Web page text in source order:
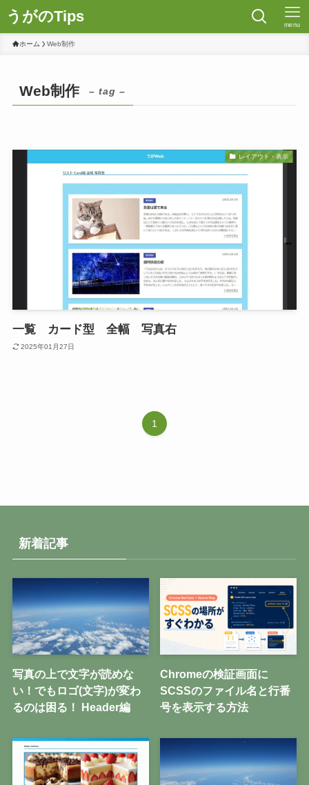
うがのTips menu
ホーム Web制作
Web制作 – tag –
レイアウト・表示
一覧 カード型 全幅 写真右
2025年01月27日
1
新着記事
写真の上で文字が読めな
い！でもロゴ(文字)が変わ
るのは困る！ Header編
Chromeの検証画面に
SCSSのファイル名と行番
号を表示する方法